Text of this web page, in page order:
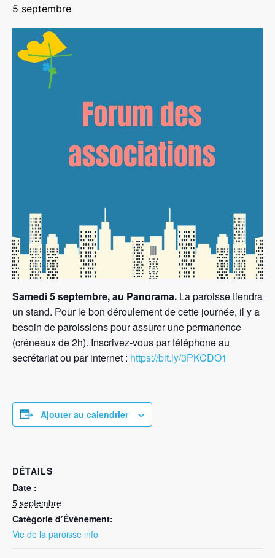
5 septembre
Samedi 5 septembre, au Panorama. La paroisse tiendra
un stand. Pour le bon déroulement de cette journée, il y a
besoin de paroissiens pour assurer une permanence
(créneaux de 2h). Inscrivez-vous par téléphone au
secrétariatou par internet : https://bit.ly/3PKCDO1
Ajouter au calendrier
DÉTAILS
Date :
5 septembre
Catégorie d’Évènement:
Vie de la paroisse info